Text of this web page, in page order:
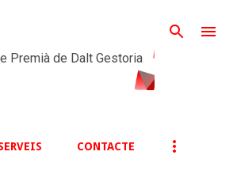
Premià de Dalt Gestoria
CONTACTE